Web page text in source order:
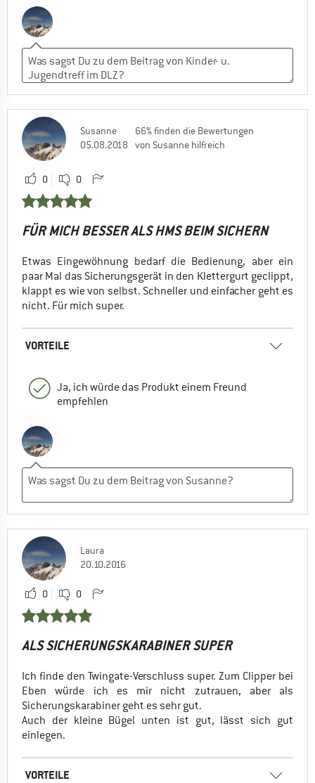
Susanne
05.08.2018
66% finden die Bewertungen
von Susanne hilfreich
0 0
FÜR MICH BESSER ALS HMS BEIM SICHERN
Etwas Eingewöhnung bedarf die Bedienung, aber ein
paar Mal das Sicherungsgerät in den Klettergurt geclippt,
klappt es wie von selbst. Schneller und einfacher geht es
nicht. Für mich super.
VORTEILE
Ja, ich würde das Produkt einem Freund
empfehlen
Laura
20.10.2016
0 0
ALS SICHERUNGSKARABINER SUPER
Ich finde den Twingate-Verschluss super. Zum Clipper bei
Eben würde ich es mir nicht zutrauen, aber als
Sicherungskarabiner geht es sehr gut.
Auch der kleine Bügel unten ist gut, lässt sich gut
einlegen.
VORTEILE